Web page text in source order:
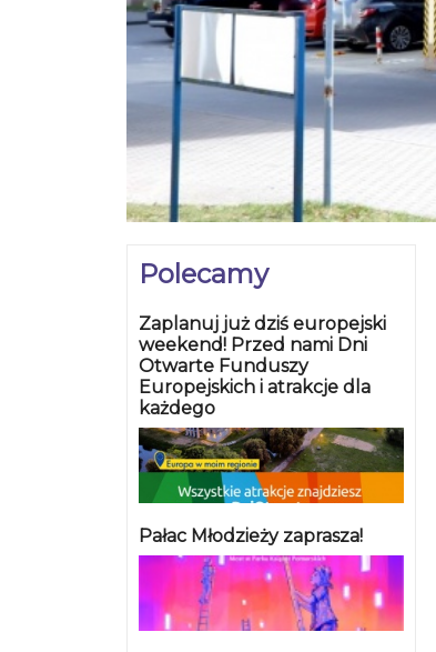
Polecamy
Zaplanuj już dziś europejski
weekend! Przed nami Dni
Otwarte Funduszy
Europejskich i atrakcje dla
każdego
Pałac Młodzieży zaprasza!